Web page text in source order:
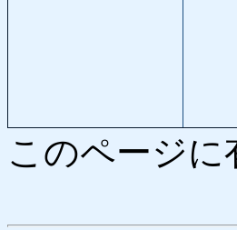
このページに